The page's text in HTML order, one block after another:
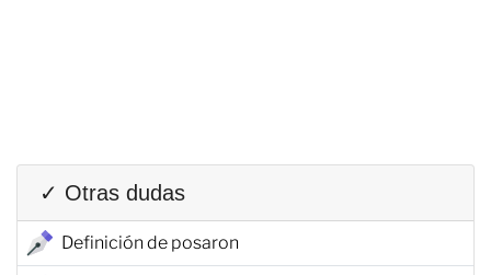
✓ Otras dudas
Definición de posaron